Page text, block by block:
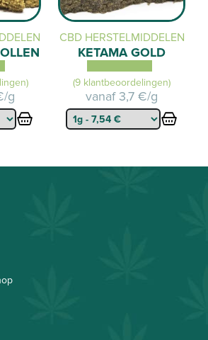
g
CBD HERSTELMIDDELEN
KETAMA GOLD
(9 klantbeoordelingen)
vanaf 3,7 €/g